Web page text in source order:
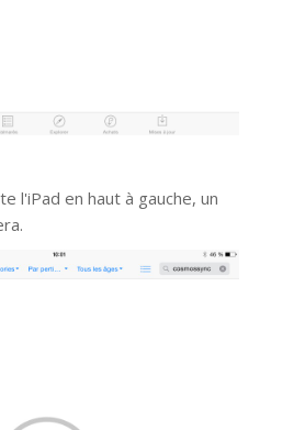
l'iPad en haut à gauche, un